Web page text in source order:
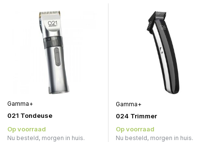
Gamma+
021 Tondeuse
Op voorraad
Nu besteld, morgen in huis.
Gamma+
024 Trimmer
Op voorraad
Nu besteld, morgen in huis.